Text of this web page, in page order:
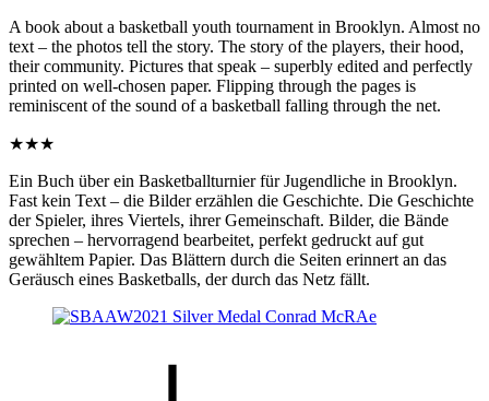
A book about a basketball youth tournament in Brooklyn. Almost no
text – the photos tell the story. The story of the players, their hood,
their community. Pictures that speak – superbly edited and perfectly
printed on well-chosen paper. Flipping through the pages is
reminiscent of the sound of a basketball falling through the net.
★★★
Ein Buch über ein Basketballturnier für Jugendliche in Brooklyn.
Fast kein Text – die Bilder erzählen die Geschichte. Die Geschichte
der Spieler, ihres Viertels, ihrer Gemeinschaft. Bilder, die Bände
sprechen – hervorragend bearbeitet, perfekt gedruckt auf gut
gewähltem Papier. Das Blättern durch die Seiten erinnert an das
Geräusch eines Basketballs, der durch das Netz fällt.